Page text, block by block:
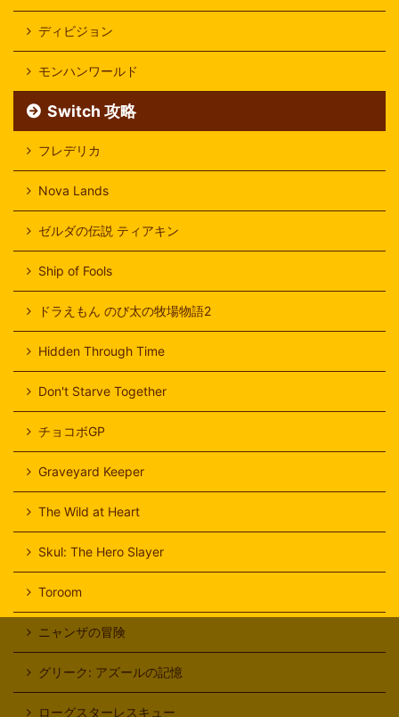
ディビジョン
モンハンワールド
Switch 攻略
フレデリカ
Nova Lands
ゼルダの伝説 ティアキン
Ship of Fools
ドラえもん のび太の牧場物語2
Hidden Through Time
Don't Starve Together
チョコボGP
Graveyard Keeper
The Wild at Heart
Skul: The Hero Slayer
Toroom
ニャンザの冒険
グリーク: アズールの記憶
ローグスターレスキュー